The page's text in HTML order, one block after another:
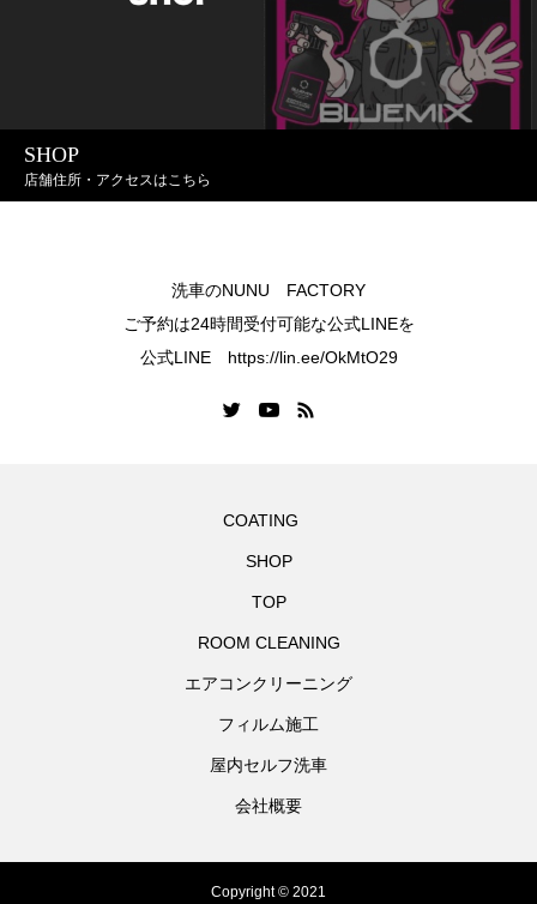
SHOP
店舗住所・アクセスはこちら
洗車のNUNU FACTORY
ご予約は24時間受付可能な公式LINEを
公式LINE https://lin.ee/OkMtO29
COATING
SHOP
TOP
ROOM CLEANING
エアコンクリーニング
フィルム施工
屋内セルフ洗車
会社概要
Copyright © 2021